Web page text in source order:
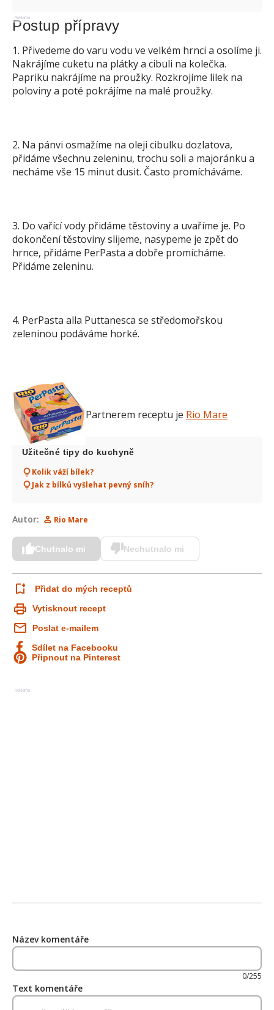
Reklama
Postup přípravy
1. Přivedeme do varu vodu ve velkém hrnci a osolíme ji.
Nakrájíme cuketu na plátky a cibuli na kolečka.
Papriku nakrájíme na proužky. Rozkrojíme lilek na
poloviny a poté pokrájíme na malé proužky.
2. Na pánvi osmažíme na oleji cibulku dozlatova,
přidáme všechnu zeleninu, trochu soli a majoránku a
necháme vše 15 minut dusit. Často promícháváme.
3. Do vařící vody přidáme těstoviny a uvaříme je. Po
dokončení těstoviny slijeme, nasypeme je zpět do
hrnce, přidáme PerPasta a dobře promícháme.
Přidáme zeleninu.
4. PerPasta alla Puttanesca se středomořskou
zeleninou podáváme horké.
Partnerem receptu je Rio Mare
Užitečné tipy do kuchyně
Kolik váží bílek?
Jak z bílků vyšlehat pevný sníh?
Autor: Rio Mare
Chutnalo mi Nechutnalo mi
Přidat do mých receptů
Vytisknout recept
Poslat e-mailem
Sdílet na Facebooku
Připnout na Pinterest
Reklama
Název komentáře
0/255
Text komentáře